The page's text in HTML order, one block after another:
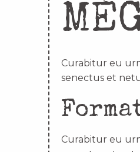
Curabitur eu
senectus et
Curabitur eu